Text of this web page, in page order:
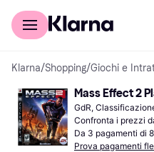
Per il tuo shopping
Klarna/Shopping/Giochi e
Mass Effect 2
GdR,
Confronta i prezzi
Da 3 pagamenti di
Prova pagamenti